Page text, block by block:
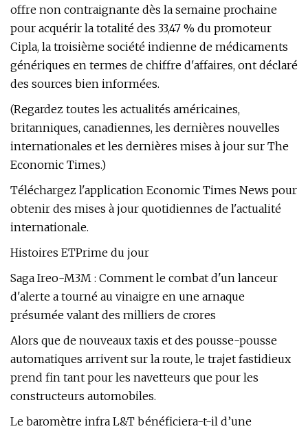
offre non contraignante dès la semaine prochaine
pour acquérir la totalité des 33,47 % du promoteur
Cipla, la troisième société indienne de médicaments
génériques en termes de chiffre d'affaires, ont déclaré
des sources bien informées.
(Regardez toutes les actualités américaines,
britanniques, canadiennes, les dernières nouvelles
internationales et les dernières mises à jour sur The
Economic Times.)
Téléchargez l'application Economic Times News pour
obtenir des mises à jour quotidiennes de l'actualité
internationale.
Histoires ETPrime du jour
Saga Ireo-M3M : Comment le combat d'un lanceur
d'alerte a tourné au vinaigre en une arnaque
présumée valant des milliers de crores
Alors que de nouveaux taxis et des pousse-pousse
automatiques arrivent sur la route, le trajet fastidieux
prend fin tant pour les navetteurs que pour les
constructeurs automobiles.
Le baromètre infra L&T bénéficiera-t-il d’une